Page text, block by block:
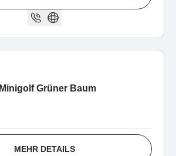
Minigolf Grüner Baum
MEHR DETAILS